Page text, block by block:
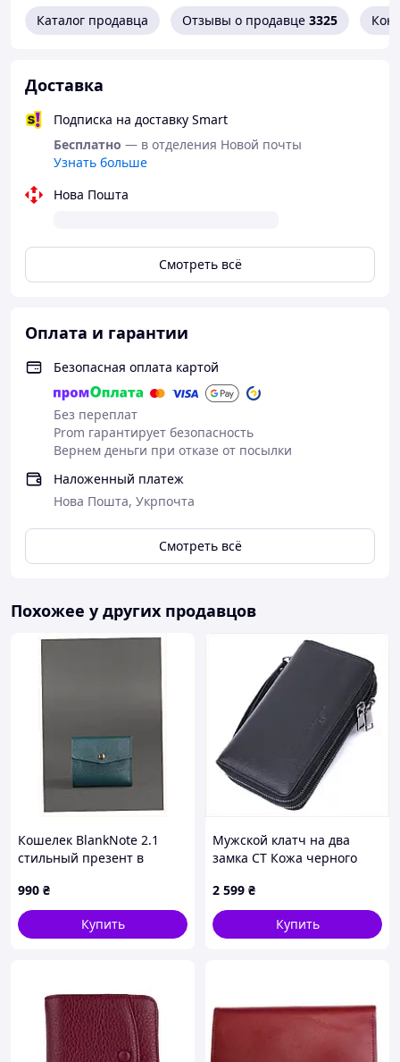
Каталог продавца Отзывы о продавце 3325
Доставка
Подписка на доставку Smart
Бесплатно — в отделения Новой почты
Узнать больше
Нова Пошта
Смотреть всё
Оплата и гарантии
Безопасная оплата картой
Без переплат
Prom гарантирует безопасность
Вернем деньги при отказе от посылки
Наложенный платеж
Нова Пошта, Укрпочта
Смотреть всё
Похожее у других продавцов
Кошелек BlankNote 2.1
стильный презент в
990 ₴
Купить
Мужской клатч на два
замка СТ Кожа черного
2 599 ₴
Купить